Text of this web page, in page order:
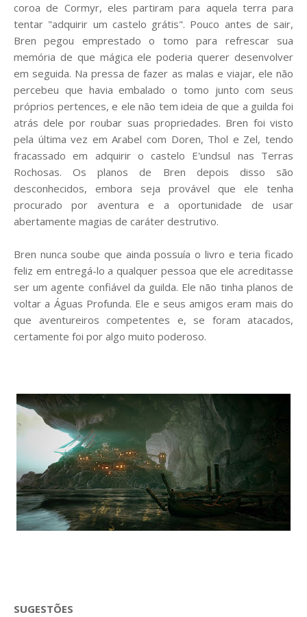
coroa de Cormyr, eles partiram para aquela terra para
tentar "adquirir um castelo grátis". Pouco antes de sair,
Bren pegou emprestado o tomo para refrescar sua
memória de que mágica ele poderia querer desenvolver
em seguida. Na pressa de fazer as malas e viajar, ele não
percebeu que havia embalado o tomo junto com seus
próprios pertences, e ele não tem ideia de que a guilda foi
atrás dele por roubar suas propriedades. Bren foi visto
pela última vez em Arabel com Doren, Thol e Zel, tendo
fracassado em adquirir o castelo E'undsul nas Terras
Rochosas. Os planos de Bren depois disso são
desconhecidos, embora seja provável que ele tenha
procurado por aventura e a oportunidade de usar
abertamente magias de caráter destrutivo.
Bren nunca soube que ainda possuía o livro e teria ficado
feliz em entregá-lo a qualquer pessoa que ele acreditasse
ser um agente confiável da guilda. Ele não tinha planos de
voltar a Águas Profunda. Ele e seus amigos eram mais do
que aventureiros competentes e, se foram atacados,
certamente foi por algo muito poderoso.
SUGESTÕES